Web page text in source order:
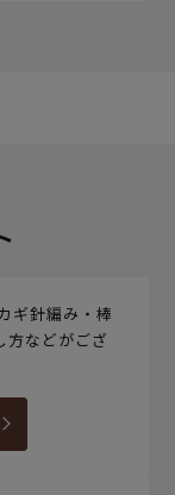
ギ針編み・棒
方などがござ